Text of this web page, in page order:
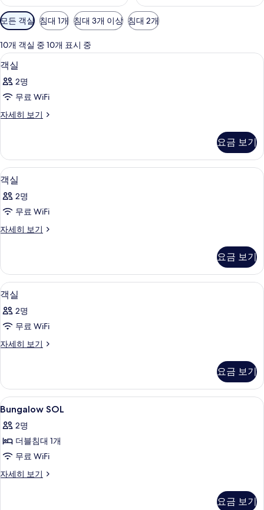
객
실
에
사
용
가
능
필
모든 객실 침대 1개 침대 3개 이상 침대 2개
10개 객실 중 10개 표시 중
객
실
사
모
보
기
6
객실
2명
무료 WiFi
자세히 보기
객
히
보
기
요금 보기
객
실
사
모
보
기
6
객실
2명
무료 WiFi
자세히 보기
객
히
보
기
요금 보기
객
실
사
모
보
기
5
객실
2명
무료 WiFi
자세히 보기
객
히
보
기
요금 보기
Bungalow
SOL
사
진
모
두
Bungalow SOL | 미니바, 객실 내 금고,
5
Bungalow SOL
2명
더블침대 1개
무료 WiFi
자세히 보기
Bungalow
요금 보기